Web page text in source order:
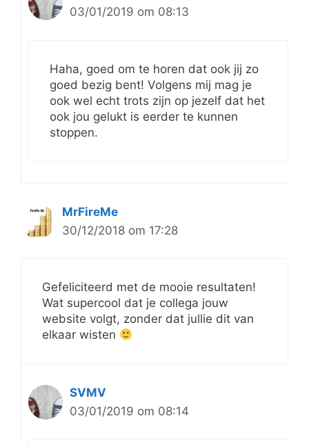
03/01/2019 om 08:13
Haha, goed om te horen dat ook jij zo
goed bezig bent! Volgens mij mag je
ook wel echt trots zijn op jezelf dat het
ook jou gelukt is eerder te kunnen
stoppen.
MrFireMe
30/12/2018 om 17:28
Gefeliciteerd met de mooie resultaten!
Wat supercool dat je collega jouw
website volgt, zonder dat jullie dit van
elkaar wisten
SVMV
03/01/2019 om 08:14